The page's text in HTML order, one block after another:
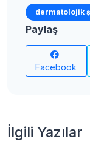
dermatolojik
Paylaş
Facebook
İlgili Yazılar